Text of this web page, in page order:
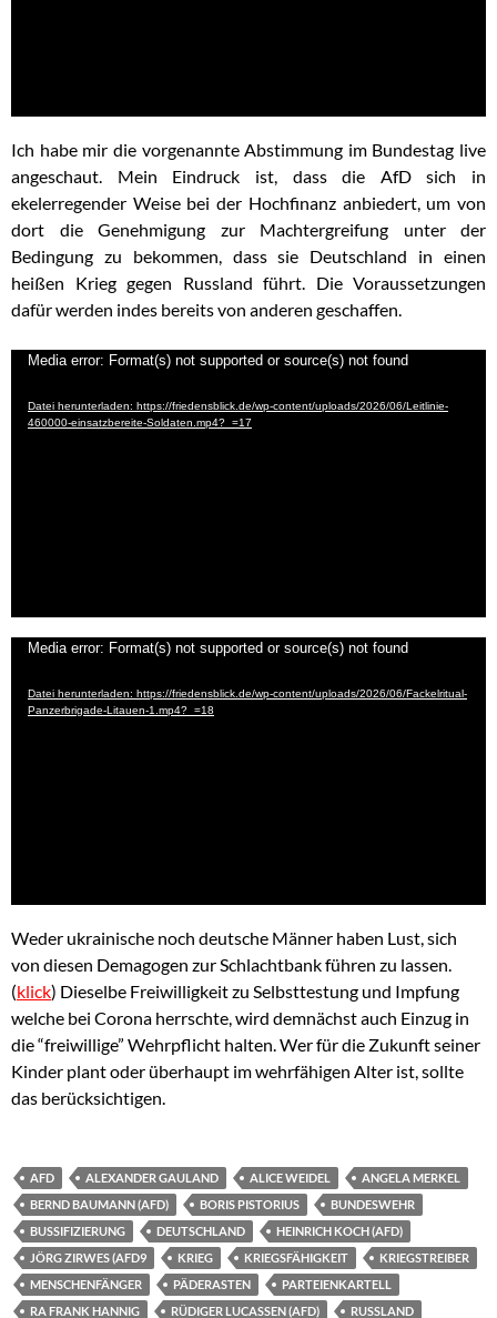
Ich habe mir die vorgenannte Abstimmung im Bundestag live
angeschaut. Mein Eindruck ist, dass die AfD sich in
ekelerregender Weise bei der Hochfinanz anbiedert, um von
dort die Genehmigung zur Machtergreifung unter der
Bedingung zu bekommen, dass sie Deutschland in einen
heißen Krieg gegen Russland führt. Die Voraussetzungen
dafür werden indes bereits von anderen geschaffen.
Video-
Media error: Format(s) not supported or source(s) not found
Datei herunterladen: https://friedensblick.de/wp-content/uploads/2026/06/Leitlinie-
460000-einsatzbereite-Soldaten.mp4?_=17
Video-
Media error: Format(s) not supported or source(s) not found
Datei herunterladen: https://friedensblick.de/wp-content/uploads/2026/06/Fackelritual-
Panzerbrigade-Litauen-1.mp4?_=18
Weder ukrainische noch deutsche Männer haben Lust, sich
von diesen Demagogen zur Schlachtbank führen zu lassen.
(klick) Dieselbe Freiwilligkeit zu Selbsttestung und Impfung
welche bei Corona herrschte, wird demnächst auch Einzug in
die “freiwillige” Wehrpflicht halten. Wer für die Zukunft seiner
Kinder plant oder überhaupt im wehrfähigen Alter ist, sollte
das berücksichtigen.
AFD ALEXANDER GAULAND ALICE WEIDEL
ANGELA MERKEL
BERND BAUMANN (AFD)
BORIS PISTORIUS
BUNDESWEHR
BUSSIFIZIERUNG
DEUTSCHLAND
HEINRICH KOCH (AFD)
JÖRG ZIRWES (AFD9
KRIEG KRIEGSFÄHIGKEIT
KRIEGSTREIBER
MENSCHENFÄNGER
PÄDERASTEN
PARTEIENKARTELL
RA FRANK HANNIG
RÜDIGER LUCASSEN (AFD) RUSSLAND